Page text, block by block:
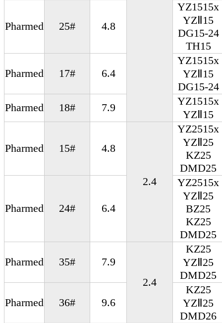
Pharmed 25# 4.8
YZ1515x
YZⅡ15
DG15-24
TH15
Pharmed 17# 6.4
YZ1515x
YZⅡ15
DG15-24
Pharmed
18# 7.9
YZ1515x
YZⅡ15
Pharmed 15# 4.8
2.4
YZ2515x
YZⅡ25
KZ25
DMD25
Pharmed 24# 6.4
YZ2515x
YZⅡ25
BZ25
KZ25
DMD25
Pharmed 35#
7.9
2.4
KZ25
YZⅡ25
DMD25
Pharmed 36# 9.6
KZ25
YZⅡ25
DMD26